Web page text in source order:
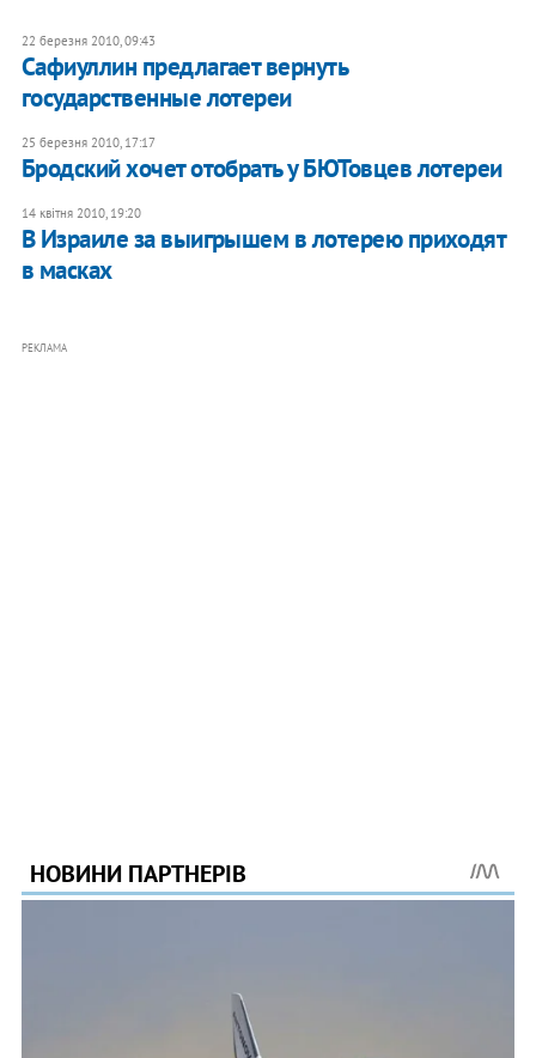
22 березня 2010, 09:43
Сафиуллин предлагает вернуть
государственные лотереи
25 березня 2010, 17:17
Бродский хочет отобрать у БЮТовцев лотереи
14 квітня 2010, 19:20
В Израиле за выигрышем в лотерею приходят
в масках
РЕКЛАМА